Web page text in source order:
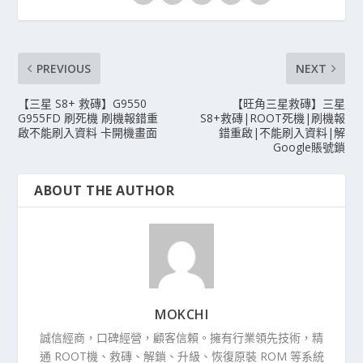
PREVIOUS
【三星 S8+ 救磚】G9550
G955FD 刷死機 刷機報錯重
啟不能刷入資料 卡開機畫面
NEXT
【旺角三星救磚】三星
S8+救磚|ROOT死機|刷機報
錯重啟|不能刷入資料|解
Google賬號鎖
ABOUT THE AUTHOR
MOKCHI
誠信經商，口碑經營，顧客信賴。擁有行業領先技術，精
通 ROOT機、救磚、解鎖、升級、恢復原裝 ROM 等系統